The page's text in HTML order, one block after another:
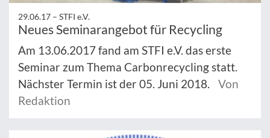
29.06.17 – STFI e.V.
Neues Seminarangebot für Recycling
Am 13.06.2017 fand am STFI e.V. das erste
Seminar zum Thema Carbonrecycling statt.
Nächster Termin ist der 05. Juni 2018.
Von
Redaktion